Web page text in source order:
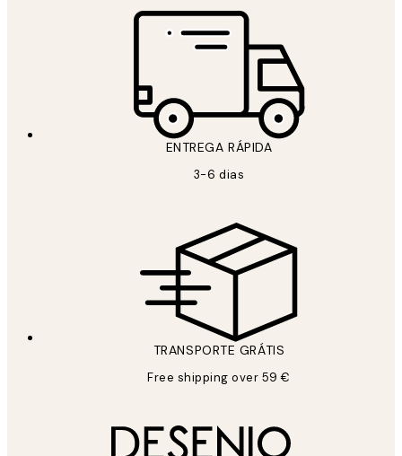
ENTREGA RÁPIDA
3-6 dias
TRANSPORTE GRÁTIS
Free shipping over 59 €